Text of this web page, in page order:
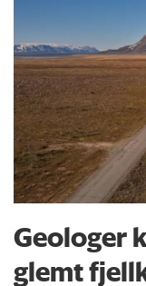
Geologer
glemt